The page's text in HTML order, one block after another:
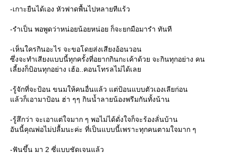
-เกาะยืนได้เอง หัวฟาดพื้นไปหลายทีแร้ว
-รำเป็น พอพูดว่าหน่อยน้อยหน่อย ก็จะยกมือมารำ ทันที
-เห็นใครกินอะไร จะขอโดยส่งเสียงอ้อนวอน
ซึ่งจะทำเสียงแบบนี้ทุกครั้งที่อยากกินกะเค้าด้วย จะกินทุกอย่าง คน
เลี้ยงก็ป้อนทุกอย่าง เฮ้อ..คอนโทรลไม่ได้เลย
-รู้จักที่จะป้อน ขนมให้คนอื่นแล้ว แต่ป้อนแบบตัวเองเลียก่อน
แล้วก็เอามาป้อน ฮ่า ๆๆ กินน้ำลายน้องพรีมกันทั้งน้าน
-รู้สึกว่า จะเอาแต่ใจมาก ๆ พอไม่ได้ดั่งใจก็จะร้องลั่นบ้าน
อันนี้คุณพ่อไม่ปลื้มนะค่ะ ที่เป็นแบบนี้เพราะทุกคนตามใจมาก ๆ
-ฟันขึ้น มา 2 ซี่แบบชัดเจนแล้ว